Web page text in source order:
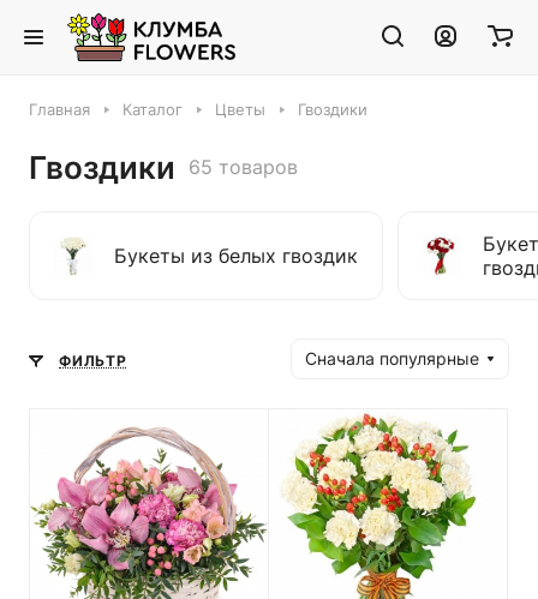
Главная Каталог Цветы Гвоздики
Гвоздики 65 товаров
Букеты из белых гвоздик
ФИЛЬТР Сначала популярные